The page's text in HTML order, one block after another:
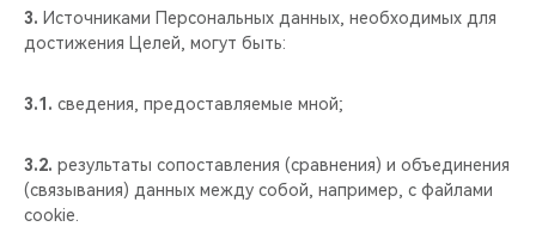
3. Источниками Персональных данных, необходимых для
достижения Целей, могут быть:
3.1. сведения, предоставляемые мной;
3.2. результаты сопоставления (сравнения) и объединения
(связывания) данных между собой, например, с файлами
cookie.